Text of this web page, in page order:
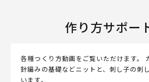
作り方サポー
各種つくり方動画をご覧いただけます。
針編みの基礎などニットと、刺し子の刺
います。